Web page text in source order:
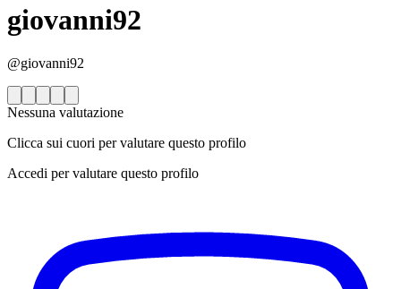
giovanni92
@giovanni92
Nessuna valutazione
Clicca sui cuori per valutare questo profilo
Accedi per valutare questo profilo